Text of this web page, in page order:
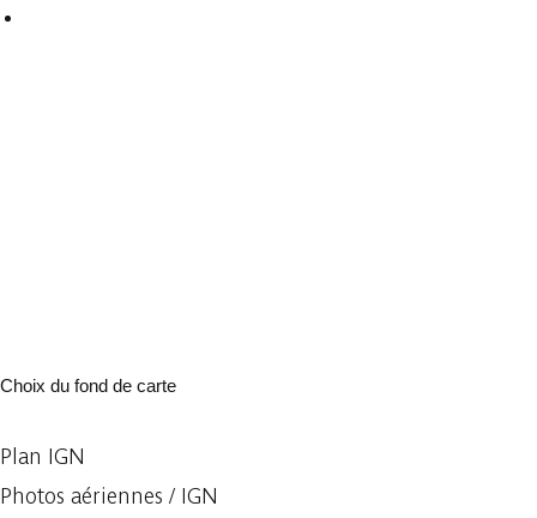
Choix du fond de carte
Plan IGN
Photos aériennes / IGN